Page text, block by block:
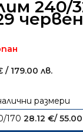
240/
/ 179.00 лв.
размери
170 28.12 €/